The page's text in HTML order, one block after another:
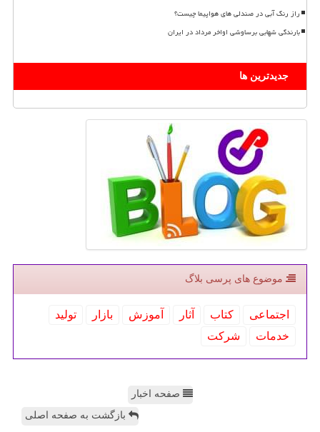
راز رنگ آبی در صندلی های هواپیما چیست؟
بارندگی شهابی برساوشی اواخر مرداد در ایران
جدیدترین ها
موضوع های پرسی بلاگ
اجتماعی كتاب آثار آموزش بازار
تولید
خدمات
شركت
صفحه اخبار
بازگشت به صفحه اصلی